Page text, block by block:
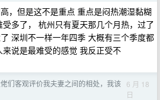
，但是这不是重点 重点是闷热潮湿黏糊
多了， 杭州只有夏天那几个月热，过了
深圳不一样一年四季 大概有三个季度都
说是最难受的感觉 我反正受不
们客观评价我夫妻之间的相处，我该 6 月 18
日